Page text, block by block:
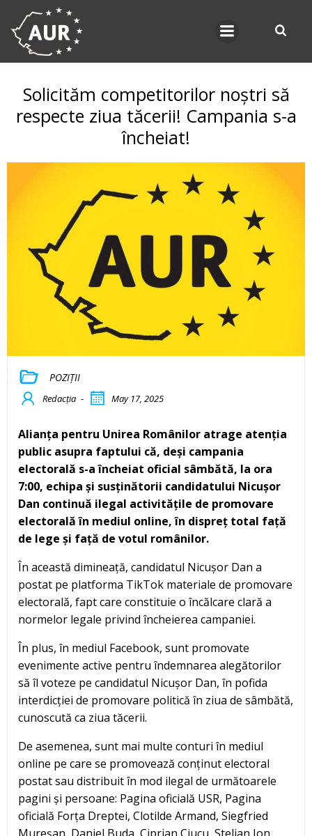
Solicităm competitorilor noștri să
respecte ziua tăcerii! Campania s-a
încheiat!
POZIȚII
Redacția - May 17, 2025
Alianța pentru Unirea Românilor atrage atenția
public asupra faptului că, deși campania
electorală s-a încheiat oficial sâmbătă, la ora
7:00, echipa și susținătorii candidatului Nicușor
Dan continuă ilegal activitățile de promovare
electorală în mediul online, în dispreț total față
de lege și față de votul românilor.
În această dimineață, candidatul Nicușor Dan a
postat pe platforma TikTok materiale de promovare
electorală, fapt care constituie o încălcare clară a
normelor legale privind încheierea campaniei.
În plus, în mediul Facebook, sunt promovate
evenimente active pentru îndemnarea alegătorilor
să îl voteze pe candidatul Nicușor Dan, în pofida
interdicției de promovare politică în ziua de sâmbătă,
cunoscută ca ziua tăcerii.
De asemenea, sunt mai multe conturi în mediul
online pe care se promovează conținut electoral
postat sau distribuit în mod ilegal de următoarele
pagini și persoane: Pagina oficială USR, Pagina
oficială Forța Dreptei, Clotilde Armand, Siegfried